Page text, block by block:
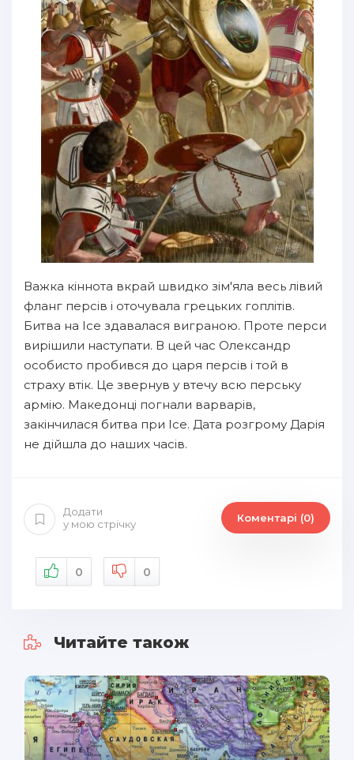
Важка кіннота вкрай швидко зім'яла весь лівий
фланг персів і оточувала грецьких гоплітів.
Битва на Ісе здавалася виграною. Проте перси
вирішили наступати. В цей час Олександр
особисто пробився до царя персів і той в
страху втік. Це звернув у втечу всю перську
армію. Македонці погнали варварів,
закінчилася битва при Ісе. Дата розгрому Дарія
не дійшла до наших часів.
Додати
у мою стрічку
Коментарі (0)
0 0
Читайте також